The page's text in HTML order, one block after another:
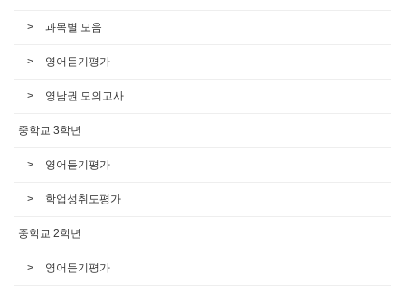
과목별 모음
영어듣기평가
영남권 모의고사
중학교 3학년
영어듣기평가
학업성취도평가
중학교 2학년
영어듣기평가